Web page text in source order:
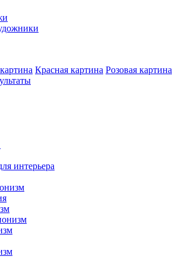
Красная картина Розовая картина
интерьера